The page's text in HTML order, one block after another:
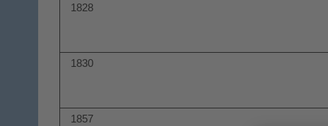
1828
1830
1857